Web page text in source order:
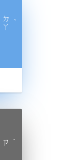
ㄉ
ㄚ ˋ
ㄗ ˙